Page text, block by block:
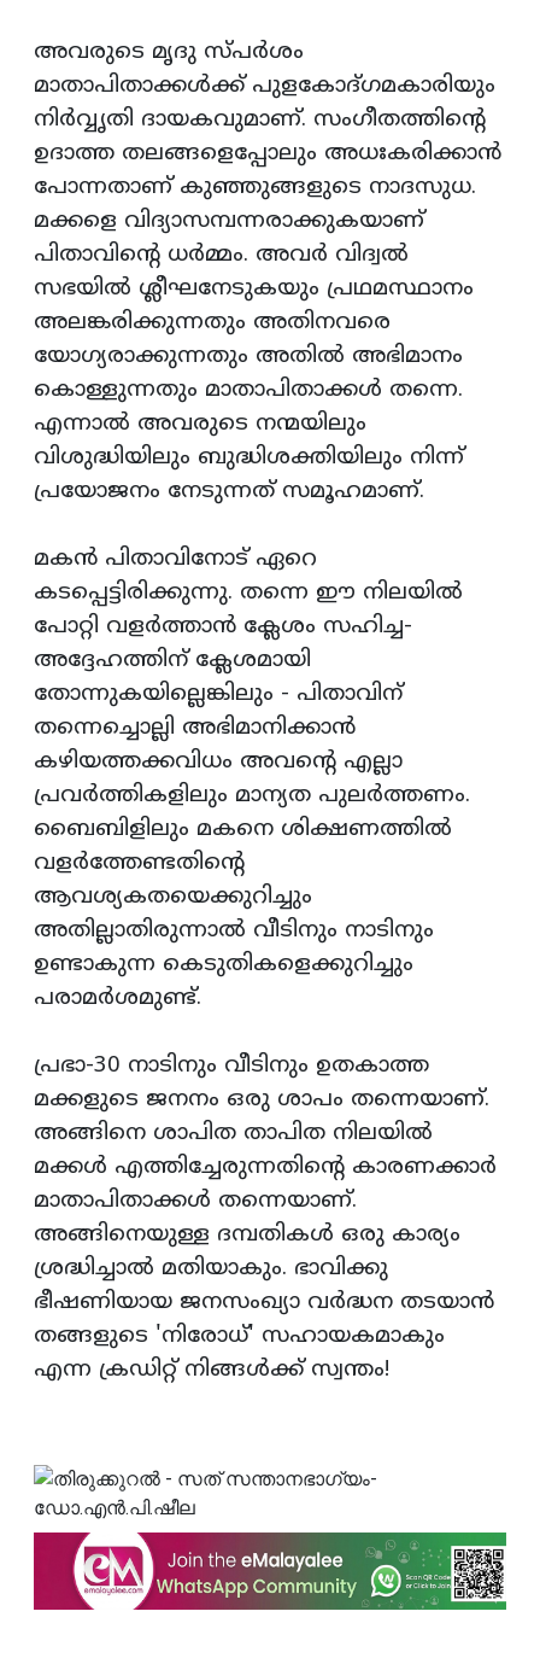
അവരുടെ മൃദു സ്പര്‍ശം
മാതാപിതാക്കള്‍ക്ക് പുളകോദ്ഗമകാരിയും
നിര്‍വ്വൃതി ദായകവുമാണ്. സംഗീതത്തിന്റെ
ഉദാത്ത തലങ്ങളെപ്പോലും അധഃകരിക്കാന്‍
പോന്നതാണ് കുഞ്ഞുങ്ങളുടെ നാദസുധ.
മക്കളെ വിദ്യാസമ്പന്നരാക്കുകയാണ്
പിതാവിന്റെ ധര്‍മ്മം. അവര്‍ വിദ്വല്‍
സഭയില്‍ ശ്ലീഘനേടുകയും പ്രഥമസ്ഥാനം
അലങ്കരിക്കുന്നതും അതിനവരെ
യോഗ്യരാക്കുന്നതും അതില്‍ അഭിമാനം
കൊള്ളുന്നതും മാതാപിതാക്കള്‍ തന്നെ.
എന്നാല്‍ അവരുടെ നന്മയിലും
വിശുദ്ധിയിലും ബുദ്ധിശക്തിയിലും നിന്ന്
പ്രയോജനം നേടുന്നത് സമൂഹമാണ്.
മകന്‍ പിതാവിനോട് ഏറെ
കടപ്പെട്ടിരിക്കുന്നു. തന്നെ ഈ നിലയില്‍
പോറ്റി വളര്‍ത്താന്‍ ക്ലേശം സഹിച്ച-
അദ്ദേഹത്തിന് ക്ലേശമായി
തോന്നുകയില്ലെങ്കിലും - പിതാവിന്
തന്നെച്ചൊല്ലി അഭിമാനിക്കാന്‍
കഴിയത്തക്കവിധം അവന്റെ എല്ലാ
പ്രവര്‍ത്തികളിലും മാന്യത പുലര്‍ത്തണം.
ബൈബിളിലും മകനെ ശിക്ഷണത്തില്‍
വളര്‍ത്തേണ്ടതിന്റെ
ആവശ്യകതയെക്കുറിച്ചും
അതില്ലാതിരുന്നാല്‍ വീടിനും നാടിനും
ഉണ്ടാകുന്ന കെടുതികളെക്കുറിച്ചും
പരാമര്‍ശമുണ്ട്.
പ്രഭാ-30 നാടിനും വീടിനും ഉതകാത്ത
മക്കളുടെ ജനനം ഒരു ശാപം തന്നെയാണ്.
അങ്ങിനെ ശാപിത താപിത നിലയില്‍
മക്കള്‍ എത്തിച്ചേരുന്നതിന്റെ കാരണക്കാര്‍
മാതാപിതാക്കള്‍ തന്നെയാണ്.
അങ്ങിനെയുള്ള ദമ്പതികള്‍ ഒരു കാര്യം
ശ്രദ്ധിച്ചാല്‍ മതിയാകും. ഭാവിക്കു
ഭീഷണിയായ ജനസംഖ്യാ വര്‍ദ്ധന തടയാന്‍
തങ്ങളുടെ 'നിരോധ്' സഹായകമാകും
എന്ന ക്രഡിറ്റ് നിങ്ങള്‍ക്ക് സ്വന്തം!